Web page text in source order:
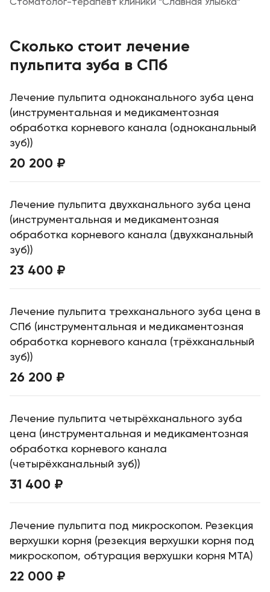
Сколько стоит лечение
пульпита зуба в СПб
Лечение пульпита одноканального зуба цена
(инструментальная и медикаментозная
обработка корневого канала (одноканальный
зуб))
20 200 ₽
Лечение пульпита двухканального зуба цена
(инструментальная и медикаментозная
обработка корневого канала (двухканальный
зуб))
23 400 ₽
Лечение пульпита трехканального зуба цена в
СПб (инструментальная и медикаментозная
обработка корневого канала (трёхканальный
зуб))
26 200 ₽
Лечение пульпита четырёхканального зуба
цена (инструментальная и медикаментозная
обработка корневого канала
(четырёхканальный зуб))
31 400 ₽
Лечение пульпита под микроскопом. Резекция
верхушки корня (резекция верхушки корня под
микроскопом, обтурация верхушки корня MTA)
22 000 ₽